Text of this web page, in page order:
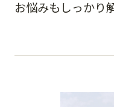
お悩みもしっかり